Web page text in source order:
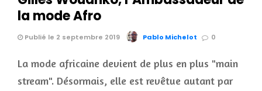
la mode Afro
Publié le 2 septembre 2019 Pablo Michelot 0
La mode africaine devient de plus en plus "main
stream". Désormais, elle est revêtue autant par